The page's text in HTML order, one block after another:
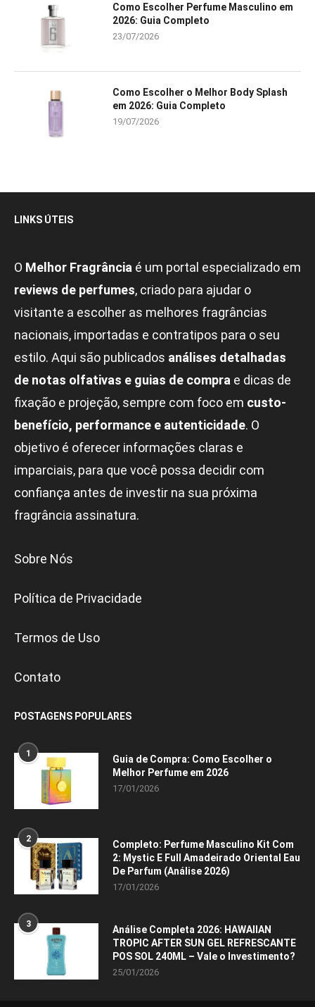
Como Escolher Perfume Masculino em
2026: Guia Completo
23/07/2026
Como Escolher o Melhor Body Splash
em 2026: Guia Completo
19/07/2026
LINKS ÚTEIS
O Melhor Fragrância é um portal especializado em
reviews de perfumes, criado para ajudar o
visitante a escolher as melhores fragrâncias
nacionais, importadas e contratipos para o seu
estilo. Aqui são publicados análises detalhadas
de notas olfativas e guias de compra e dicas de
fixação e projeção, sempre com foco em custo-
benefício, performance e autenticidade. O
objetivo é oferecer informações claras e
imparciais, para que você possa decidir com
confiança antes de investir na sua próxima
fragrância assinatura.
Sobre Nós
Política de Privacidade
Termos de Uso
Contato
POSTAGENS POPULARES
1
Guia de Compra: Como Escolher o
Melhor Perfume em 2026
17/01/2026
2
Completo: Perfume Masculino Kit Com
2: Mystic E Full Amadeirado Oriental Eau
De Parfum (Análise 2026)
17/01/2026
3
Análise Completa 2026: HAWAIIAN
TROPIC AFTER SUN GEL REFRESCANTE
POS SOL 240ML – Vale o Investimento?
25/01/2026